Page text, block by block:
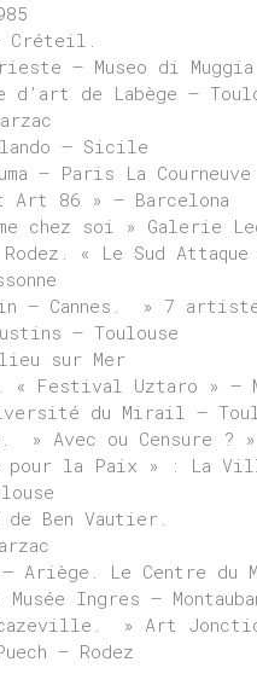
Créteil.
– Museo di
de Labège –
– Sicile
– Paris La Courneuve
Art 86 » – Barcelona
chez soi » Galerie
« Le Sud
– Cannes. » 7
– Toulouse
sur Mer
« Festival Uztaro » –
du Mirail –
Avec ou Censure ? »
la Paix » : La
Ben Vautier.
Ariège. Le Centre du
Ingres –
» Art
– Rodez